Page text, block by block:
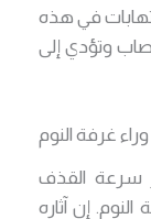
في هذه
وتؤدي إلى
غرفة النوم
سرعة القذف
إن آثاره